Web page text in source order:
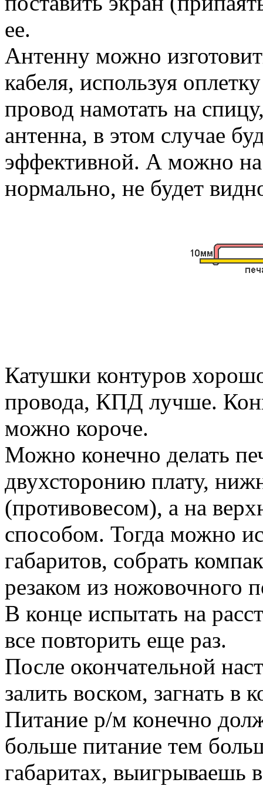
ее.
Антенну можно
кабеля, используя
провод намотать на
антенна, в этом случае
эффективной. А можно на
нормально, не будет
Катушки контуров
провода, КПД лучше.
можно короче.
Можно конечно делать
двухсторонию плату,
(противовесом), а на
способом. Тогда можно
габаритов, собрать
резаком из ножовочного
В конце испытать на
все повторить еще раз.
После окончательной
залить воском, загнать в
Питание р/м конечно
больше питание тем
габаритах, выигрываешь